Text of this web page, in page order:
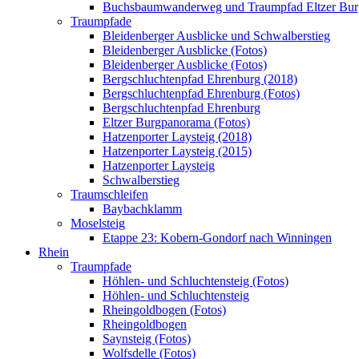
Buchsbaumwanderweg und Traumpfad Eltzer
Traumpfade
Bleidenberger Ausblicke und Schwalberstieg
Bleidenberger Ausblicke (Fotos)
Bleidenberger Ausblicke (Fotos)
Bergschluchtenpfad Ehrenburg (2018)
Bergschluchtenpfad Ehrenburg (Fotos)
Bergschluchtenpfad Ehrenburg
Eltzer Burgpanorama (Fotos)
Hatzenporter Laysteig (2018)
Hatzenporter Laysteig (2015)
Hatzenporter Laysteig
Schwalberstieg
Traumschleifen
Baybachklamm
Moselsteig
Etappe 23: Kobern-Gondorf nach Winningen
Rhein
Traumpfade
Höhlen- und Schluchtensteig (Fotos)
Höhlen- und Schluchtensteig
Rheingoldbogen (Fotos)
Rheingoldbogen
Saynsteig (Fotos)
Wolfsdelle (Fotos)